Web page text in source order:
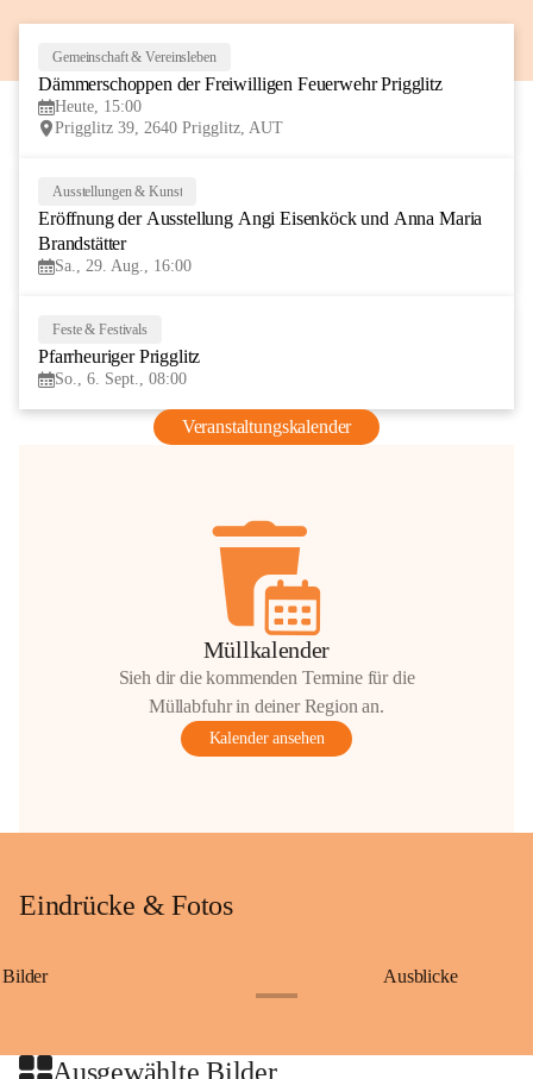
Gemeinschaft & Vereinsleben
Dämmerschoppen der Freiwilligen Feuerwehr Prigglitz
Heute, 15:00
Prigglitz 39, 2640 Prigglitz, AUT
AUG
Ausstellungen & Kunst
Eröffnung der Ausstellung Angi Eisenköck und Anna Maria
Brandstätter
Sa., 29. Aug., 16:00
Feste & Festivals
Pfarrheuriger Prigglitz
So., 6. Sept., 08:00
Veranstaltungskalender
Müllkalender
Sieh dir die kommenden Termine für die
Müllabfuhr in deiner Region an.
Kalender ansehen
Eindrücke & Fotos
Bilder Ausblicke
Ausgewählte Bilder